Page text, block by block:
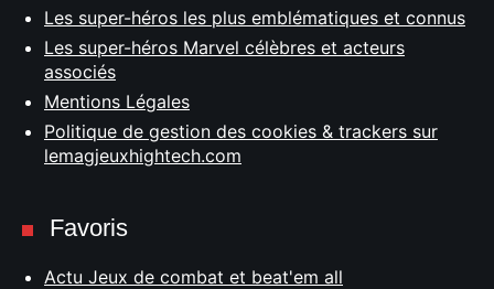
Les super-héros les plus emblématiques et connus
Les super-héros Marvel célèbres et acteurs
associés
Mentions Légales
Politique de gestion des cookies & trackers sur
lemagjeuxhightech.com
Favoris
Actu Jeux de combat et beat'em all